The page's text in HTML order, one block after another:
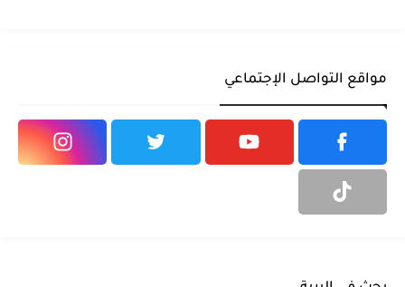
مواقع التواصل الإجتماعي